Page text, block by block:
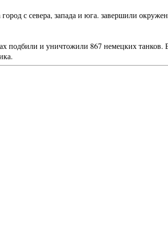
с севера, запада и юга. завершили
подбили и уничтожили 867 немецких